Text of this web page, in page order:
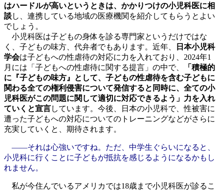
はハードルが高いというときは、かかりつけの小児科医に相
談し、連携している地域の医療機関を紹介してもらうとよい
でしょう。
小児科医は子どもの身体を診る専門家というだけではな
く、子どもの味方、代弁者でもあります。近年、
日本小児科
学会は子どもへの性虐待の対応に力を入れており、2024年1
月には「子どもへの性虐待に関する提言」の中で、
「積極的
に『子どもの味方』として、子どもの性虐待を含む子どもに
関わる全ての権利侵害について発信すると同時に、全ての小
児科医がこの問題に関して適切に対応できるよう」力を入れ
ていくと宣言しています。今後、日本の小児科で、性被害に
遭った子どもへの対応についてのトレーニングなどがさらに
充実していくと、期待されます。
――それは心強いですね。ただ、中学生ぐらいになると、
小児科に行くことに子どもが抵抗を感じるようになるかもし
れません。
私が今住んでいるアメリカでは18歳まで小児科医が診るこ